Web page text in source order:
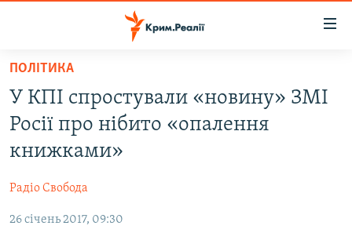
Перейти
основного
матеріалу
до
основної
Перейти
ВІДЕО ТА ФОТО
БЛОГИ
ПОГЛЯД
ПОЛІТИКА
У КПІ спростували «новину» ЗМІ
Росії про нібито «опалення
книжками»
Радіо Свобода
26 січень 2017, 09:30